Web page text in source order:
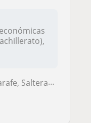
Villanueva del Arisca...